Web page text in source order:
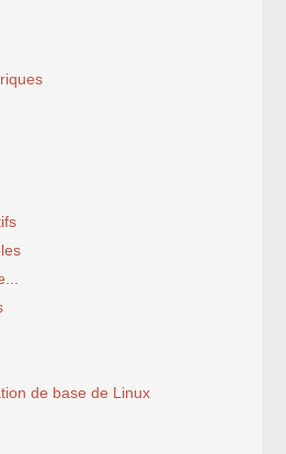
de base de Linux